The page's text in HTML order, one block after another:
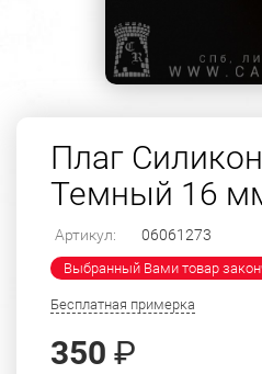
Плаг
Темный 16
Артикул: 06061273
Выбранный Вами товар
Бесплатная примерка
350 ₽